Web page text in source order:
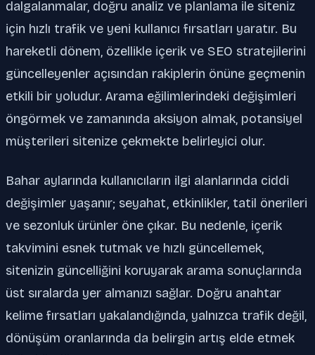
dalgalanmalar, doğru analiz ve planlama ile siteniz
için hızlı trafik ve yeni kullanıcı fırsatları yaratır. Bu
hareketli dönem, özellikle içerik ve SEO stratejilerini
güncelleyenler açısından rakiplerin önüne geçmenin
etkili bir yoludur. Arama eğilimlerindeki değişimleri
öngörmek ve zamanında aksiyon almak, potansiyel
müşterileri sitenize çekmekte belirleyici olur.
Bahar aylarında kullanıcıların ilgi alanlarında ciddi
değişimler yaşanır; seyahat, etkinlikler, tatil önerileri
ve sezonluk ürünler öne çıkar. Bu nedenle, içerik
takvimini esnek tutmak ve hızlı güncellemek,
sitenizin güncelliğini koruyarak arama sonuçlarında
üst sıralarda yer almanızı sağlar. Doğru anahtar
kelime fırsatları yakalandığında, yalnızca trafik değil,
dönüşüm oranlarında da belirgin artış elde etmek